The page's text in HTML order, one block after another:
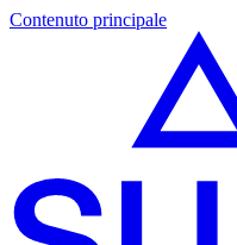
Contenuto principale